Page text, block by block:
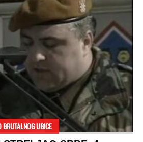
BRUTALNOG UBICE